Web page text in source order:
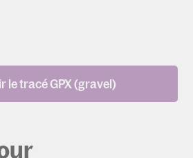
le tracé GPX (gravel)